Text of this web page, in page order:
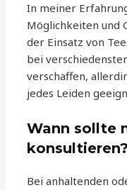
In meiner
Möglichkeiten und
der Einsatz von
bei
verschaffen,
jedes Leiden
Wann sollte
konsultieren?
Bei anhaltenden